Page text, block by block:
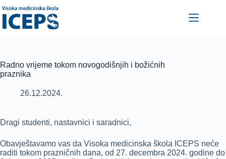
to
content
Radno vrijeme tokom novogodišnjih i božićnih
praznika
26.12.2024.
Dragi studenti, nastavnici i saradnici,
Obavještavamo vas da Visoka medicinska škola ICEPS neće
raditi tokom prazničnih dana, od 27. decembra 2024. godine do